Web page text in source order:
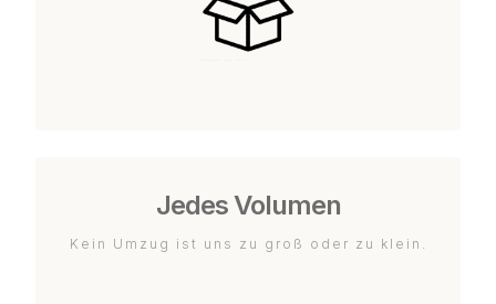
Jedes Volumen
Kein Umzug ist uns zu groß oder zu klein.